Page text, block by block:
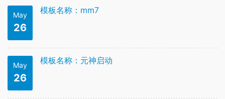
May
26
模板名称：mm7
May
26
模板名称：元神启动